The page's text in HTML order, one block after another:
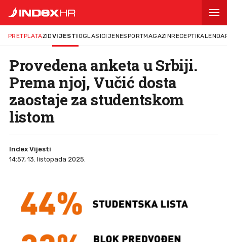
PRETPLATAZIDVIJESTIOGLASICIJENESPORTMAGAZINRECEPTI
Provedena anketa u Srbiji.
Prema njoj, Vučić dosta
zaostaje za studentskom
listom
Index Vijesti
14:57, 13. listopada 2025.